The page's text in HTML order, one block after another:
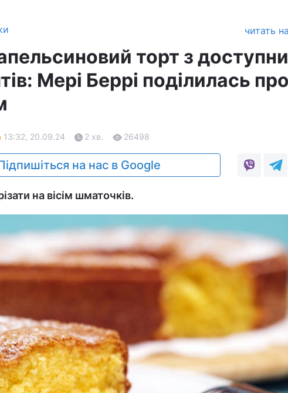
читать
торт з
Мері Беррі поділилась
13:32, 20.09.24 2 хв. 26498
на нас в Google
на вісім шматочків.